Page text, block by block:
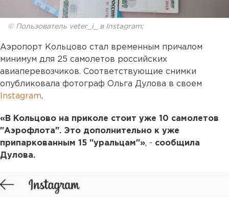
© Пользователь veter_i_ в Instagram;
Аэропорт Кольцово стал временным причалом
минимум для 25 самолетов российских
авиаперевозчиков. Соответствующие снимки
опубликовала фотограф Ольга Дулова в своем
Instagram.
«В Кольцово на приколе стоит уже 10 самолетов
"Аэрофлота". Это дополнительно к уже
припаркованным 15 "уральцам"», - сообщила
Дулова.